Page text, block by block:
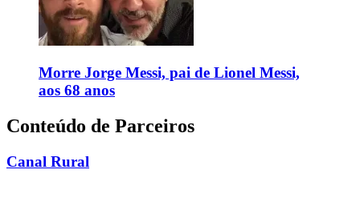
Morre Jorge Messi, pai de Lionel Messi,
aos 68 anos
Conteúdo de Parceiros
Canal Rural